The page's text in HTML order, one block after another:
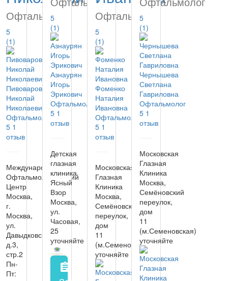
Офтальмолог
5
(1)
Пивоваров
Николай
Николаевич
Офтальмолог
5 1
отзыв
Международный
Офтальмологический
Центр
Москва,
г.
Москва,
ул.
Давыдковская,
д.3,
стр.2
Пн-
Пт:
5
(1)
Азнаурян
Игорь
Эрикович
Офтальмолог
5 1
отзыв
Детская
глазная
клиника
Ясный
Взор
Москва,
ул.
Часовая,
25
уточняйте
assignment
Офтальмолог
5
(1)
Фоменко
Наталия
Ивановна
Офтальмолог
5 1
отзыв
Московская
Глазная
Клиника
Москва,
Семёновский
переулок,
дом
11
(м.Семеновская)
уточняйте
5
(1)
Чернышева
Светлана
Гавриловна
Офтальмолог
5 1
отзыв
Московская
Глазная
Клиника
Москва,
Семёновский
переулок,
дом
11
(м.Семеновская)
уточняйте